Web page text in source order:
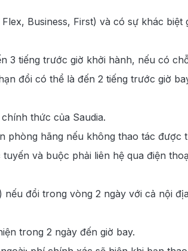
Business, First) và có sự khác
3 tiếng trước giờ khởi hành, nếu có
đổi có thể là đến 2 tiếng trước giờ
thức của Saudia.
phòng hãng nếu không thao tác được
và buộc phải liên hệ qua điện
nếu đổi trong vòng 2 ngày với cả nội
trong 2 ngày đến giờ bay.